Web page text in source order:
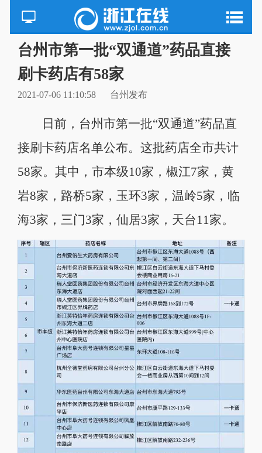
台州市第一批“双通道”药品直接
刷卡药店有58家
2021-07-06 11:10:58 台州发布
日前，台州市第一批“双通道”药品直
接刷卡药店名单公布。这批药店全市共计
58家。其中，市本级10家，椒江7家，黄
岩8家，路桥5家，玉环3家，温岭5家，临
海3家，三门3家，仙居3家，天台11家。